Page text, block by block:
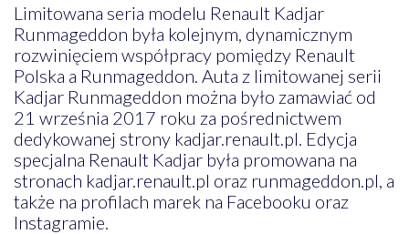
Limitowana seria modelu Renault Kadjar
Runmageddon była kolejnym, dynamicznym
rozwinięciem współpracy pomiędzy Renault
Polska a Runmageddon. Auta z limitowanej serii
Kadjar Runmageddon można było zamawiać od
21 września 2017 roku za pośrednictwem
dedykowanej strony kadjar.renault.pl. Edycja
specjalna Renault Kadjar była promowana na
stronach kadjar.renault.pl oraz runmageddon.pl, a
także na profilach marek na Facebooku oraz
Instagramie.